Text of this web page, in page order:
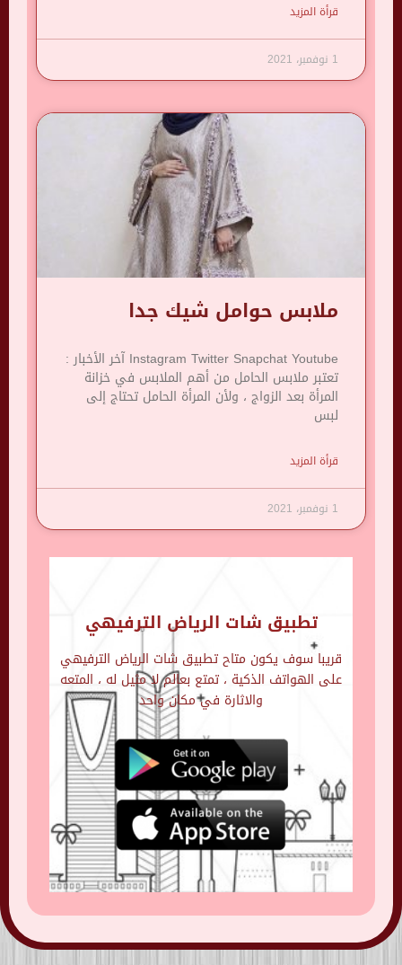
قرأة المزيد
1 نوفمبر، 2021
ملابس حوامل شيك جدا
Instagram Twitter Snapchat Youtube آخر الأخبار :
تعتبر ملابس الحامل من أهم الملابس في خزانة
المرأة بعد الزواج ، ولأن المرأة الحامل تحتاج إلى
لبس
قرأة المزيد
1 نوفمبر، 2021
تطبيق شات الرياض الترفيهي
قريبا سوف يكون متاح تطبيق شات الرياض الترفيهي
على الهواتف الذكية ، تمتع بعالم لا مثيل له ، المتعه
والاثارة في مكان واحد